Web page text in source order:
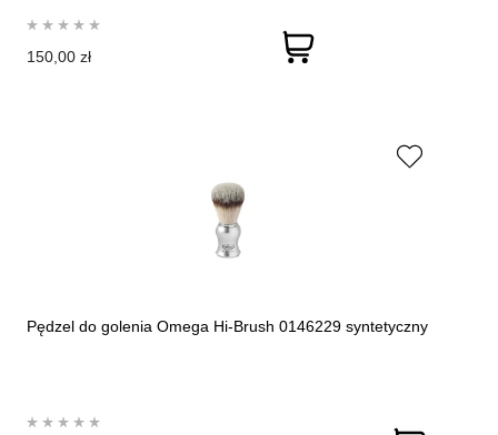
150,00 zł
Pędzel do golenia Omega Hi-Brush 0146229 syntetyczny